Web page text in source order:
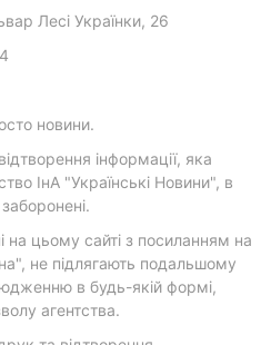
Лесі Українки, 26
новини.
інформації, яка
ІнА "Українські Новини", в
на цьому сайті з посиланням на
не підлягають подальшому
в будь-якій формі,
агентства.